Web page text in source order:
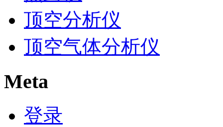
顶空分析仪
顶空气体分析仪
Meta
登录